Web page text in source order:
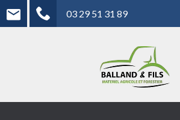
03 29 51 31 89